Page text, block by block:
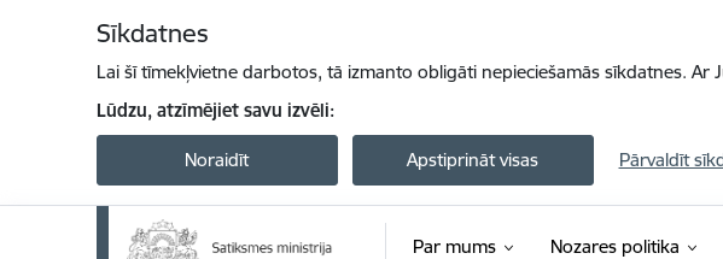
Sīkdatnes
Lai šī tīmekļvietne darbotos, tā izmanto obligāti nepieciešamās sīkdatnes.
Lūdzu, atzīmējiet savu izvēli:
Noraidīt Apstiprināt visas Pārvaldīt
Par mums Nozares politika